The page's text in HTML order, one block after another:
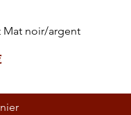
Mat noir/argent